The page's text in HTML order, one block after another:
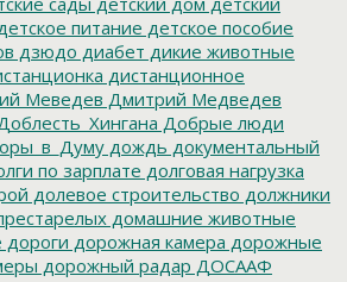
питание детское пособие
дзюдо диабет дикие животные
дистанционное
Меведев Дмитрий Медведев
Добрые люди
дождь документальный
по зарплате долговая нагрузка
долевое строительство должники
домашние животные
дороги дорожная камера дорожные
дорожный радар ДОСААФ